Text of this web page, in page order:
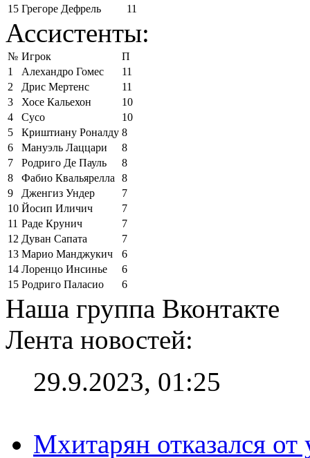
15 Грегоре Дефрель 11
Ассистенты:
№ Игрок
П
1
Алехандро Гомес
11
2
Дрис Мертенс
11
3
Хосе Кальехон
10
4
Сусо
10
5
Криштиану Роналду 8
6
Мануэль Лаццари
8
7
Родриго Де Пауль
8
8
Фабио Квальярелла
8
9
Дженгиз Ундер
7
10 Йосип Иличич
7
11 Раде Крунич
7
12 Дуван Сапата
7
13 Марио Манджукич
6
14 Лоренцо Инсинье
6
15 Родриго Паласио 6
Наша группа Вконтакте
Лента новостей:
29.9.2023, 01:25
Мхитарян отказался от